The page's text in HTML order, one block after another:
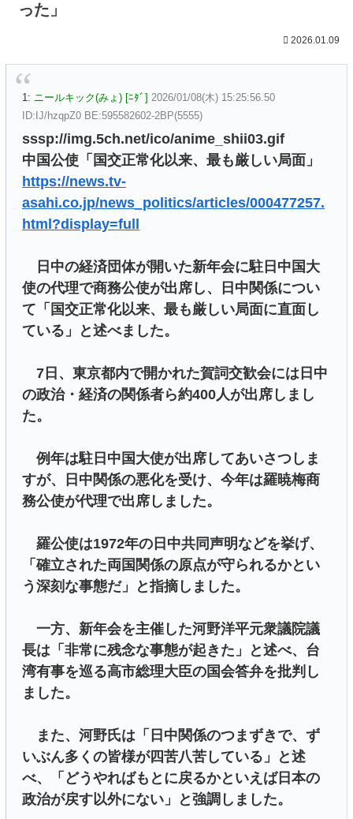
った」
2026.01.09
1: ニールキック(みょ) [ﾆﾀﾞ] 2026/01/08(木) 15:25:56.50
ID:IJ/hzqpZ0 BE:595582602-2BP(5555)
sssp://img.5ch.net/ico/anime_shii03.gif
中国公使「国交正常化以来、最も厳しい局面」
https://news.tv-
asahi.co.jp/news_politics/articles/000477257.
html?display=full
日中の経済団体が開いた新年会に駐日中国大
使の代理で商務公使が出席し、日中関係につい
て「国交正常化以来、最も厳しい局面に直面し
ている」と述べました。
7日、東京都内で開かれた賀詞交歓会には日中
の政治・経済の関係者ら約400人が出席しまし
た。
例年は駐日中国大使が出席してあいさつしま
すが、日中関係の悪化を受け、今年は羅暁梅商
務公使が代理で出席しました。
羅公使は1972年の日中共同声明などを挙げ、
「確立された両国関係の原点が守られるかとい
う深刻な事態だ」と指摘しました。
一方、新年会を主催した河野洋平元衆議院議
長は「非常に残念な事態が起きた」と述べ、台
湾有事を巡る高市総理大臣の国会答弁を批判し
ました。
また、河野氏は「日中関係のつまずきで、ず
いぶん多くの皆様が四苦八苦している」と述
べ、「どうやればもとに戻るかといえば日本の
政治が戻す以外にない」と強調しました。